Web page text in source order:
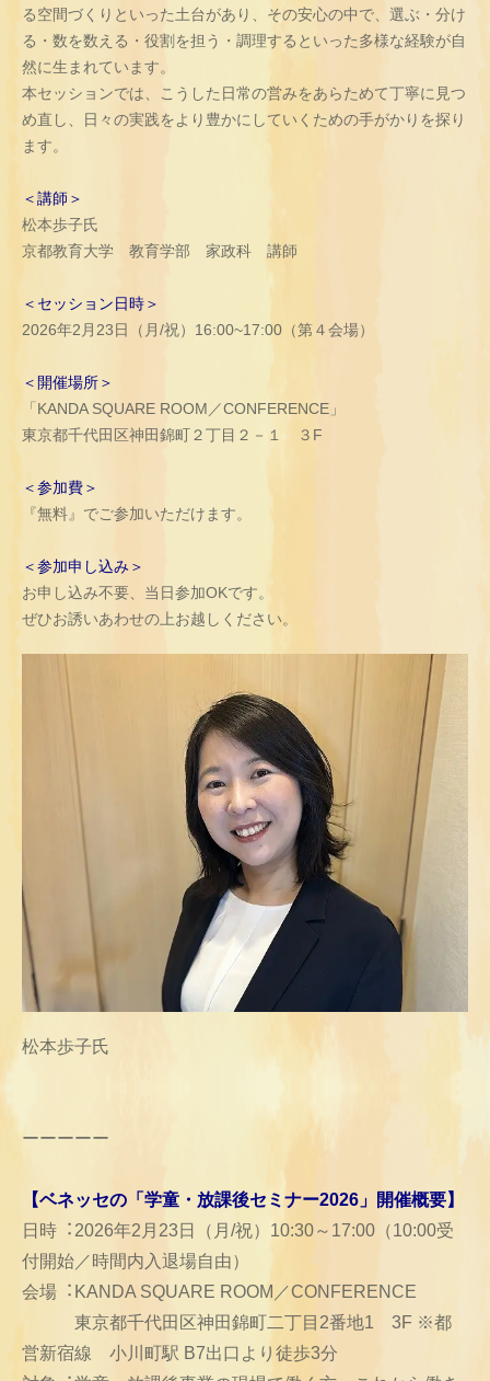
る空間づくりといった土台があり、その安心の中で、選ぶ・分け
る・数を数える・役割を担う・調理するといった多様な経験が自
然に生まれています。
本セッションでは、こうした日常の営みをあらためて丁寧に見つ
め直し、日々の実践をより豊かにしていくための手がかりを探り
ます。
＜講師＞
松本歩子氏
京都教育大学 教育学部 家政科 講師
＜セッション日時＞
2026年2月23日（月/祝）16:00~17:00（第４会場）
＜開催場所＞
「KANDA SQUARE ROOM／CONFERENCE」
東京都千代田区神田錦町２丁目２－１ ３F
＜参加費＞
『無料』でご参加いただけます。
＜参加申し込み＞
お申し込み不要、当日参加OKです。
ぜひお誘いあわせの上お越しください。
松本歩子氏
ーーーーー
【ベネッセの「学童・放課後セミナー2026」開催概要】
日時︓2026年2月23日（月/祝）10:30～17:00（10:00受
付開始／時間内入退場自由）
会場︓KANDA SQUARE ROOM／CONFERENCE
東京都千代田区神田錦町二丁目2番地1 3F ※都
営新宿線 小川町駅 B7出口より徒歩3分